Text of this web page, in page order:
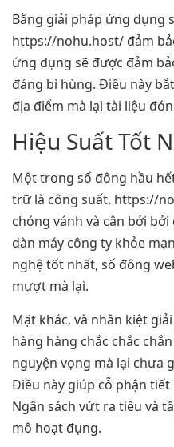
Bằng giải pháp ứng dụng
https://nohu.host/ đảm
ứng dụng sẽ được đảm
đáng bi hùng. Điều này
địa điểm mà lại tài liệu
Hiệu Suất Tốt
Một trong số đông hầu
trữ là công suất. https://
chóng vánh và cân bởi
dàn máy công ty khỏe
nghệ tốt nhất, số đông
mượt mà lại.
Mặt khác, và nhân kiệt
hàng hàng chắc chắc
nguyện vọng mà lại chưa
Điều này giúp cỗ phận
Ngân sách vứt ra tiêu và
mô hoạt đụng.